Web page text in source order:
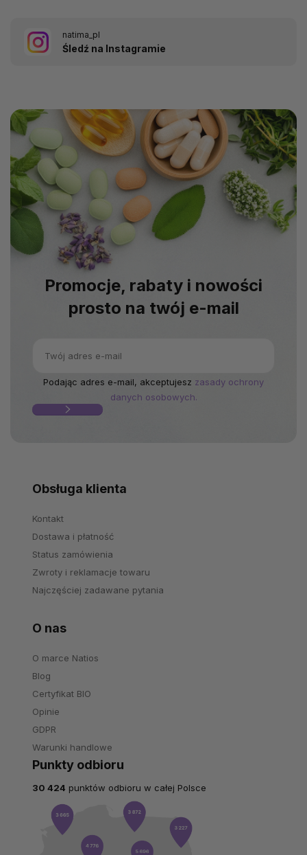
natima_pl
Śledź na Instagramie
Promocje, rabaty i nowości
prosto na twój e-mail
Podając adres e-mail, akceptujesz zasady ochrony
danych osobowych.
Obsługa klienta
Kontakt
Dostawa i płatność
Status zamówienia
Zwroty i reklamacje towaru
Najczęściej zadawane pytania
O nas
O marce Natios
Blog
Certyfikat BIO
Opinie
GDPR
Warunki handlowe
Punkty odbioru
30 424 punktów odbioru w całej Polsce